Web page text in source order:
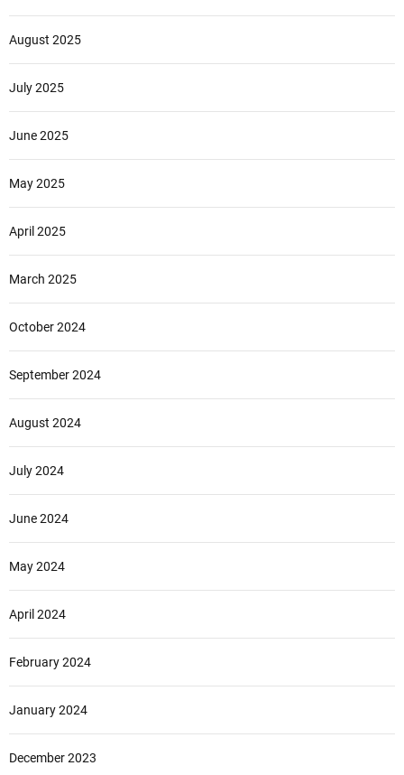
August 2025
July 2025
June 2025
May 2025
April 2025
March 2025
October 2024
September 2024
August 2024
July 2024
June 2024
May 2024
April 2024
February 2024
January 2024
December 2023